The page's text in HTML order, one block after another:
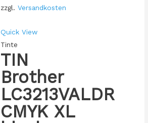
zzgl. Versandkosten
Quick View
Tinte
TIN
Brother
LC3213VALDR
CMYK XL